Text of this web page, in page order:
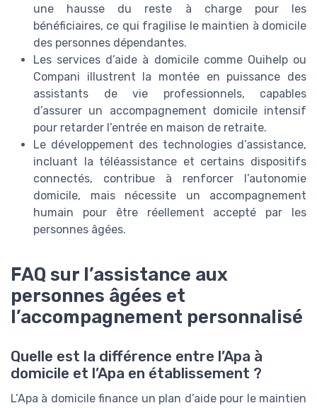
une hausse du reste à charge pour les
bénéficiaires, ce qui fragilise le maintien à domicile
des personnes dépendantes.
Les services d’aide à domicile comme Ouihelp ou
Compani illustrent la montée en puissance des
assistants de vie professionnels, capables
d’assurer un accompagnement domicile intensif
pour retarder l’entrée en maison de retraite.
Le développement des technologies d’assistance,
incluant la téléassistance et certains dispositifs
connectés, contribue à renforcer l’autonomie
domicile, mais nécessite un accompagnement
humain pour être réellement accepté par les
personnes âgées.
FAQ sur l’assistance aux
personnes âgées et
l’accompagnement personnalisé
Quelle est la différence entre l’Apa à
domicile et l’Apa en établissement ?
L’Apa à domicile finance un plan d’aide pour le maintien